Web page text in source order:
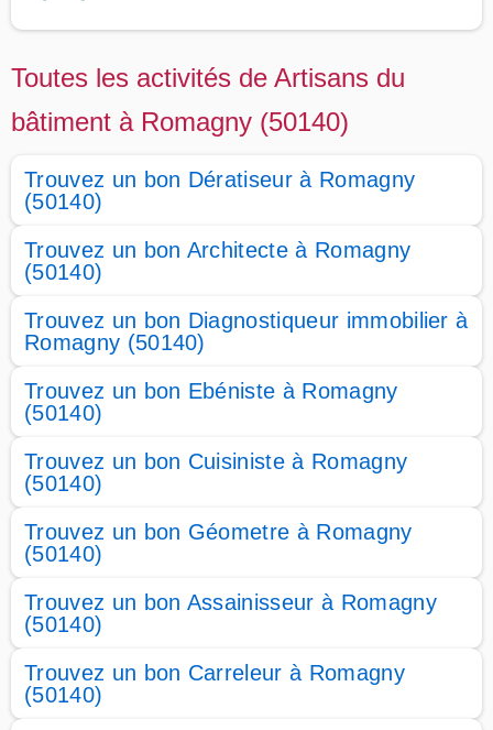
Toutes les activités de Artisans du
bâtiment à Romagny (50140)
Trouvez un bon Dératiseur à Romagny
(50140)
Trouvez un bon Architecte à Romagny
(50140)
Trouvez un bon Diagnostiqueur immobilier à
Romagny (50140)
Trouvez un bon Ebéniste à Romagny
(50140)
Trouvez un bon Cuisiniste à Romagny
(50140)
Trouvez un bon Géometre à Romagny
(50140)
Trouvez un bon Assainisseur à Romagny
(50140)
Trouvez un bon Carreleur à Romagny
(50140)